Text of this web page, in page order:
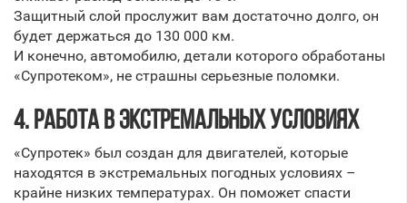
Защитный слой прослужит вам достаточно долго, он
будет держаться до 130 000 км.
И конечно, автомобилю, детали которого обработаны
«Супротеком», не страшны серьезные поломки.
4. РАБОТА В ЭКСТРЕМАЛЬНЫХ УСЛОВИЯХ
«Супротек» был создан для двигателей, которые
находятся в экстремальных погодных условиях –
крайне низких температурах. Он поможет спасти